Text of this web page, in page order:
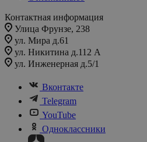
Контактная информация
Улица Фрунзе, 238​
ул. Мира д.61
ул. Никитина д.112 А
ул. Инженерная д.5/1
Вконтакте
Telegram
YouTube
Одноклассники